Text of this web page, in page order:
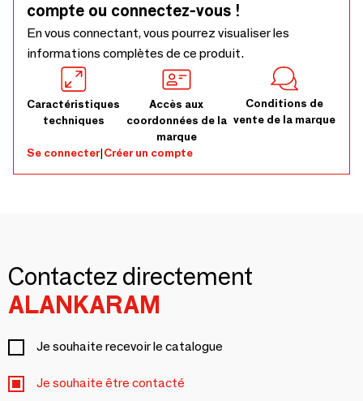
compte ou connectez-vous !
En vous connectant, vous pourrez visualiser les
informations complètes de ce produit.
Caractéristiques
techniques
Accès aux
coordonnées de la
marque
Conditions de
vente de la marque
Se connecter|Créer un compte
Contactez directement
ALANKARAM
Je souhaite recevoir le catalogue
Je souhaite être contacté